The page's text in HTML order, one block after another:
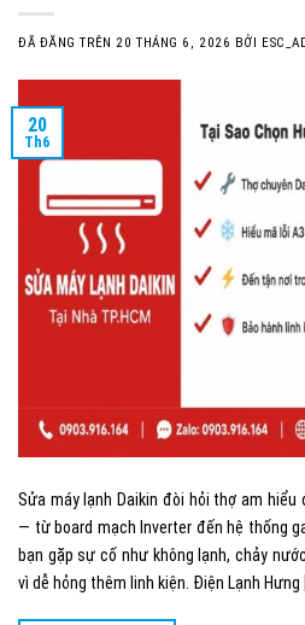
ĐÃ ĐĂNG TRÊN 20 THÁNG 6, 2026 BỞI
20
Th6
Sửa máy lạnh Daikin đòi hỏi thợ am
— từ board mạch Inverter đến hệ thống
bạn gặp sự cố như không lạnh, chảy
vì dễ hỏng thêm linh kiện. Điện Lạnh Hưng